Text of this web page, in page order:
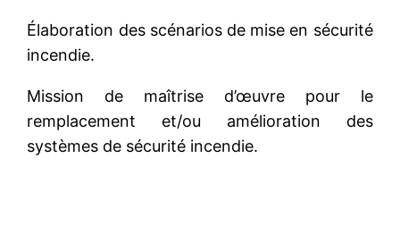
Élaboration des scénarios de mise en sécurité
incendie.
Mission de maîtrise d’œuvre pour le
remplacement et/ou amélioration des
systèmes de sécurité incendie.